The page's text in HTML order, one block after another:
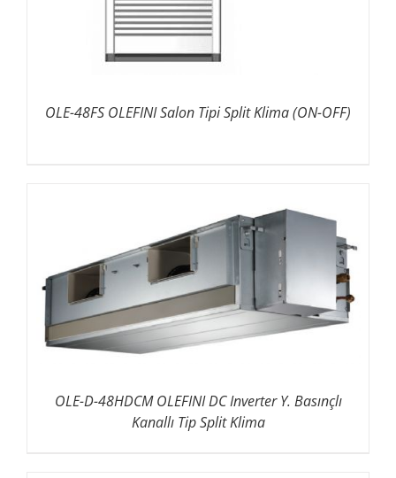
OLE-48FS OLEFINI Salon Tipi Split Klima (ON-OFF)
OLE-D-48HDCM OLEFINI DC Inverter Y. Basınçlı
Kanallı Tip Split Klima